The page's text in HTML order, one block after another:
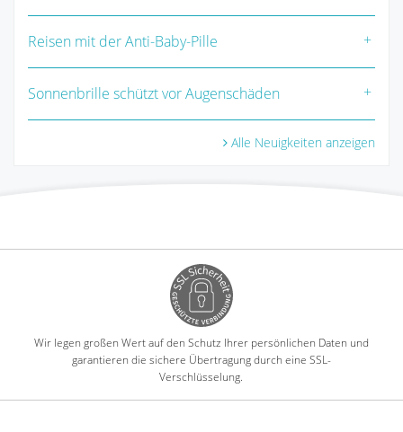
Reisen mit der Anti-Baby-Pille
Sonnenbrille schützt vor Augenschäden
Alle Neuigkeiten anzeigen
Wir legen großen Wert auf den Schutz Ihrer persönlichen Daten und
garantieren die sichere Übertragung durch eine SSL-
Verschlüsselung.